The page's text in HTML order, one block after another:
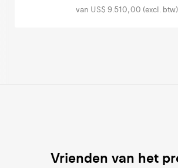
van US$ 9.510,00 (excl. btw)
Vrienden van het